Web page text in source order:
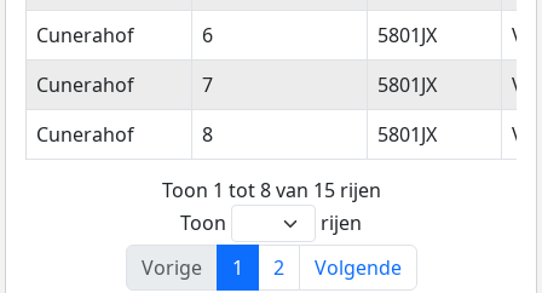
Cunerahof
6 5801JX
Cunerahof
7 5801JX
Cunerahof
8 5801JX
Toon 1 tot 8 van 15 rijen
Toon
rijen
Vorige
1 2 Volgende